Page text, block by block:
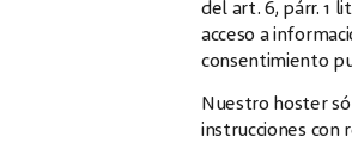
del art. 6, párr. 1
acceso a
consentimiento
Nuestro hoster
instrucciones con